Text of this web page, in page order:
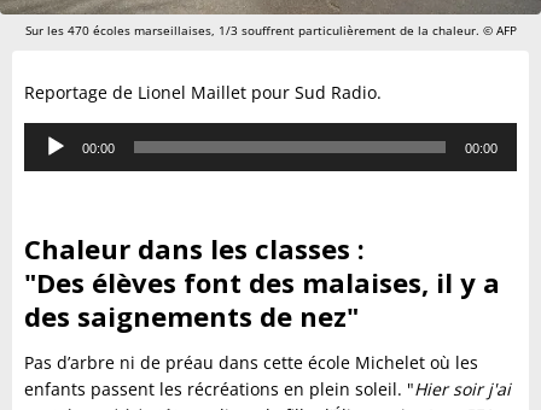
Sur les 470 écoles marseillaises, 1/3 souffrent particulièrement de la chaleur. © AFP
Reportage de Lionel Maillet pour Sud Radio.
Lecteur
audio
00:00 00:00
Chaleur dans les classes :
"Des élèves font des malaises, il y a
des saignements de nez"
Pas d’arbre ni de préau dans cette école Michelet où les
enfants passent les récréations en plein soleil. "Hier soir j'ai